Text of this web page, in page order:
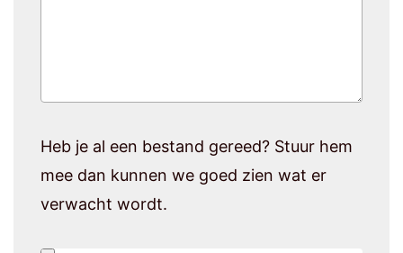
Heb je al een bestand gereed? Stuur hem
mee dan kunnen we goed zien wat er
verwacht wordt.